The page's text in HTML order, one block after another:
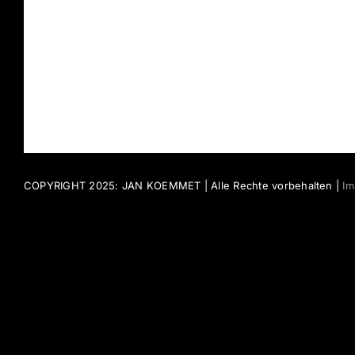
COPYRIGHT 2025: JAN KOEMMET | Alle Rechte vorbehalten |